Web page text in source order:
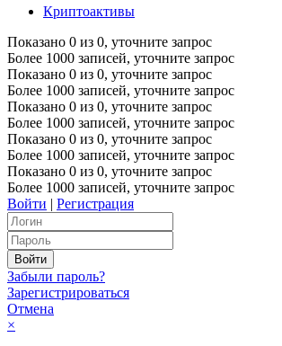
Криптоактивы
Показано 0 из 0, уточните запрос
Более 1000 записей, уточните запрос
Показано 0 из 0, уточните запрос
Более 1000 записей, уточните запрос
Показано 0 из 0, уточните запрос
Более 1000 записей, уточните запрос
Показано 0 из 0, уточните запрос
Более 1000 записей, уточните запрос
Показано 0 из 0, уточните запрос
Более 1000 записей, уточните запрос
Войти | Регистрация
Забыли пароль?
Зарегистрироваться
Отмена
×